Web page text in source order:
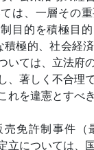
は、一層その
目的を積極目
積極的、社会経
いては、立法府
、著しく不合理
れを違憲とすべ
免許制事件（
立については、